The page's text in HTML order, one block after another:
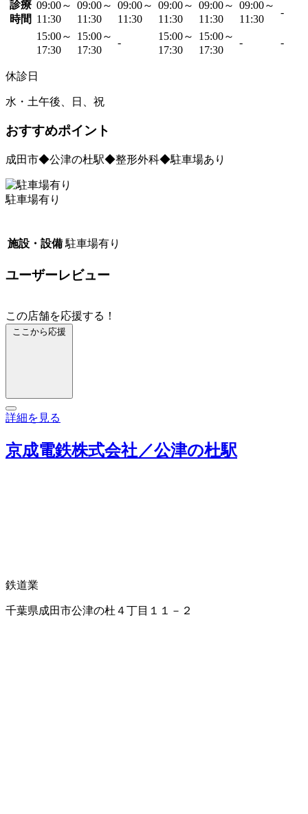
診療
時間
09:00～
11:30
09:00～
11:30
09:00～
11:30
09:00～
11:30
09:00～
11:30
09:00～
11:30
-
15:00～
17:30
15:00～
17:30
-
15:00～
17:30
15:00～
17:30
- -
休診日
水・土午後、日、祝
おすすめポイント
成田市◆公津の杜駅◆整形外科◆駐車場あり
駐車場有り
施設・設備 駐車場有り
ユーザーレビュー
この店舗を応援する！
ここから応援
詳細を見る
京成電鉄株式会社／公津の杜駅
鉄道業
千葉県成田市公津の杜４丁目１１－２